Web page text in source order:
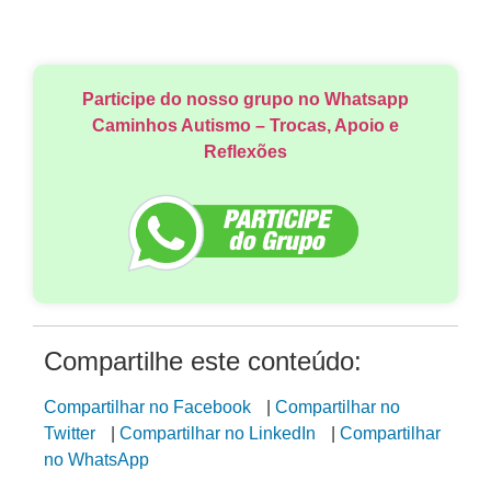
Participe do nosso grupo no Whatsapp
Caminhos Autismo – Trocas, Apoio e
Reflexões
Compartilhe este conteúdo:
Compartilhar no Facebook
Compartilhar no
Twitter
Compartilhar no LinkedIn
Compartilhar
no WhatsApp